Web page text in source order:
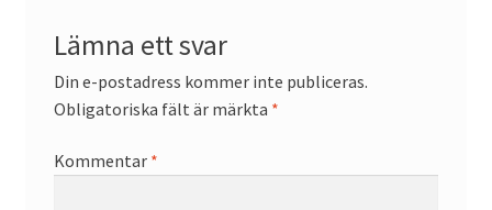
Lämna ett svar
Din e-postadress kommer inte publiceras.
Obligatoriska fält är märkta *
Kommentar *